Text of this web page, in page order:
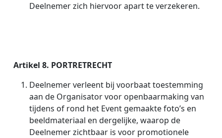
Deelnemer zich hiervoor apart te verzekeren.
Artikel 8. PORTRETRECHT
Deelnemer verleent bij voorbaat toestemming
aan de Organisator voor openbaarmaking van
tijdens of rond het Event gemaakte foto’s en
beeldmateriaal en dergelijke, waarop de
Deelnemer zichtbaar is voor promotionele